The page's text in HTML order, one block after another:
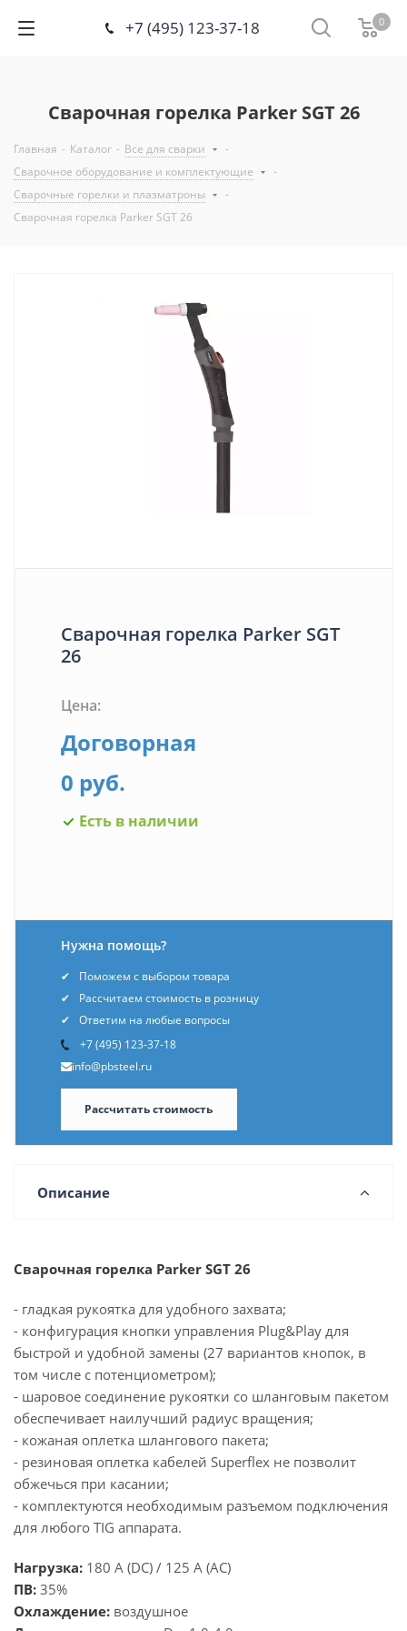
+7 (495) 123-37-18 0
Сварочная горелка Parker SGT 26
Главная - Каталог - Все для сварки
-
Сварочное оборудование и комплектующие
-
Сварочные горелки и плазматроны
-
Сварочная горелка Parker SGT 26
Сварочная горелка Parker SGT
26
Цена:
Договорная
0 руб.
Есть в наличии
Нужна помощь?
Поможем с выбором товара
Рассчитаем стоимость в розницу
Ответим на любые вопросы
+7 (495) 123-37-18
info@pbsteel.ru
Рассчитать стоимость
Описание
Сварочная горелка Parker SGT 26
- гладкая рукоятка для удобного захвата;
- конфигурация кнопки управления Plug&Play для
быстрой и удобной замены (27 вариантов кнопок, в
том числе с потенциометром);
- шаровое соединение рукоятки со шланговым пакетом
обеспечивает наилучший радиус вращения;
- кожаная оплетка шлангового пакета;
- резиновая оплетка кабелей Superflex не позволит
обжечься при касании;
- комплектуются необходимым разъемом подключения
для любого TIG аппарата.
Нагрузка: 180 А (DC) / 125 А (AC)
ПВ: 35%
Охлаждение: воздушное